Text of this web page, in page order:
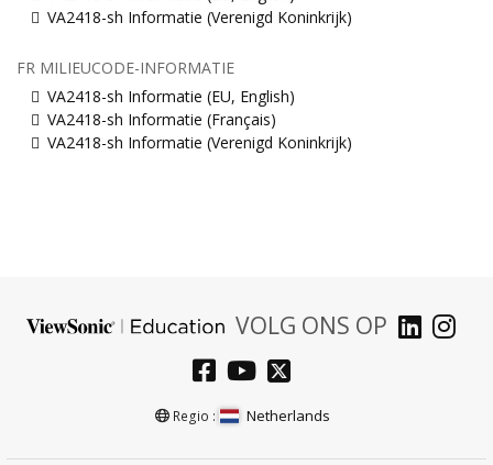
VA2418-sh Informatie (Verenigd Koninkrijk)
FR MILIEUCODE-INFORMATIE
VA2418-sh Informatie (EU, English)
VA2418-sh Informatie (Français)
VA2418-sh Informatie (Verenigd Koninkrijk)
VOLG ONS OP
Regio : Netherlands